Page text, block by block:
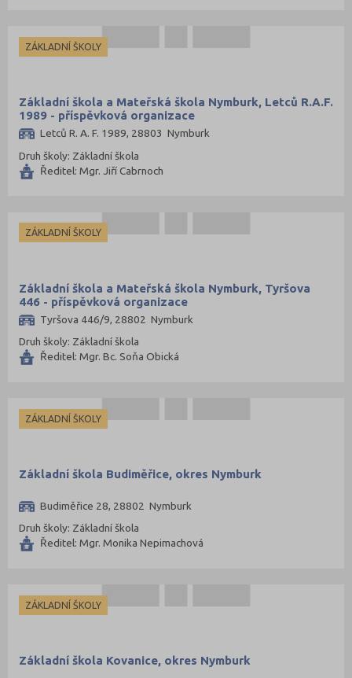
ZÁKLADNÍ ŠKOLY
Základní škola a Mateřská škola Nymburk, Letců R.A.F.
1989 - příspěvková organizace
Letců R. A. F. 1989, 28803 Nymburk
Druh školy: Základní škola
Ředitel: Mgr. Jiří Cabrnoch
ZÁKLADNÍ ŠKOLY
Základní škola a Mateřská škola Nymburk, Tyršova
446 - příspěvková organizace
Tyršova 446/9, 28802 Nymburk
Druh školy: Základní škola
Ředitel: Mgr. Bc. Soňa Obická
ZÁKLADNÍ ŠKOLY
Základní škola Budiměřice, okres Nymburk
Budiměřice 28, 28802 Nymburk
Druh školy: Základní škola
Ředitel: Mgr. Monika Nepimachová
ZÁKLADNÍ ŠKOLY
Základní škola Kovanice, okres Nymburk